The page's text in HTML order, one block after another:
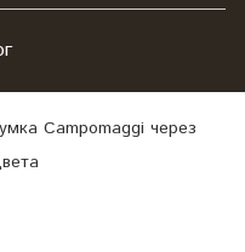
Campomaggi через